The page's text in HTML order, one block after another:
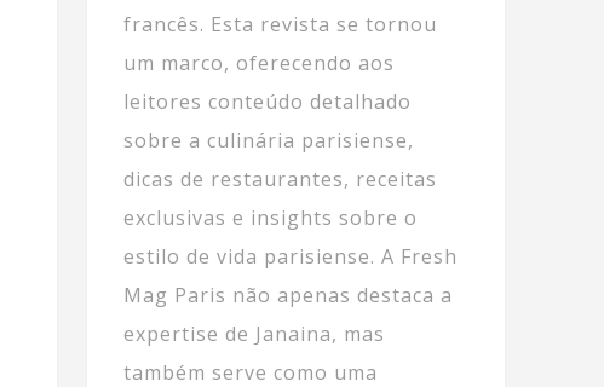
francês. Esta revista se tornou
um marco, oferecendo aos
leitores conteúdo detalhado
sobre a culinária parisiense,
dicas de restaurantes, receitas
exclusivas e insights sobre o
estilo de vida parisiense. A Fresh
Mag Paris não apenas destaca a
expertise de Janaina, mas
também serve como uma